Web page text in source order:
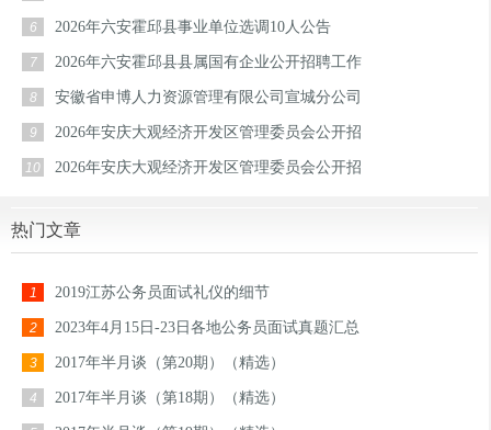
6 2026年六安霍邱县事业单位选调10人公告
7 2026年六安霍邱县县属国有企业公开招聘工作
8 安徽省申博人力资源管理有限公司宣城分公司
9 2026年安庆大观经济开发区管理委员会公开招
10 2026年安庆大观经济开发区管理委员会公开招
热门文章
1 2019江苏公务员面试礼仪的细节
2 2023年4月15日-23日各地公务员面试真题汇总
3 2017年半月谈（第20期）（精选）
4 2017年半月谈（第18期）（精选）